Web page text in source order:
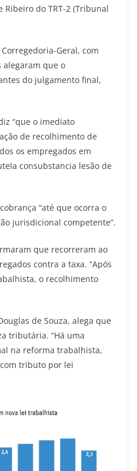
do TRT-2 (Tribunal
Geral, com
alegaram que o
do julgamento final,
“que o imediato
de recolhimento de
os empregados em
consubstancia lesão de
“até que ocorra o
jurisdicional competente”.
que recorreram ao
contra a taxa. “Após
o recolhimento
de Souza, alega que
tributária. “Há uma
na reforma trabalhista,
tributo por lei